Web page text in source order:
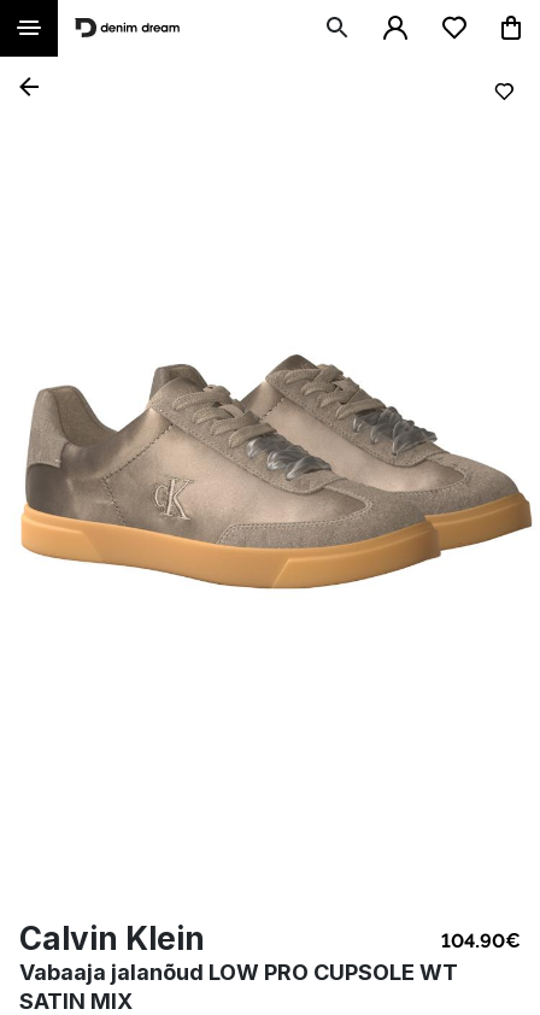
Calvin Klein 104.90€
Vabaaja jalanõud LOW PRO CUPSOLE WT
SATIN MIX